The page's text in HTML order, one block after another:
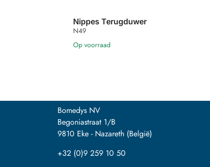
Nippes Terugduwer
N49
Op voorraad
Bomedys NV
Begoniastraat 1/B
9810 Eke - Nazareth (België)
+32 (0)9 259 10 50